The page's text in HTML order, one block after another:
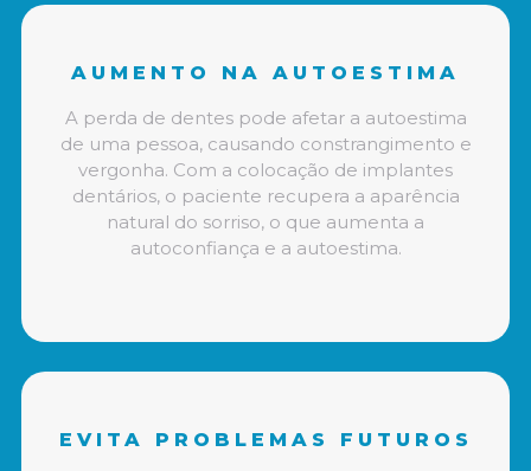
AUMENTO NA AUTOESTIMA
A perda de dentes pode afetar a autoestima
de uma pessoa, causando constrangimento e
vergonha. Com a colocação de implantes
dentários, o paciente recupera a aparência
natural do sorriso, o que aumenta a
autoconfiança e a autoestima.
EVITA PROBLEMAS FUTUROS